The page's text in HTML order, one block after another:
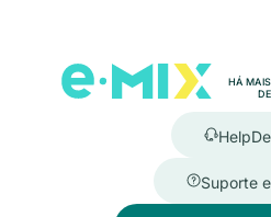
HÁ MAIS
DE
Suporte